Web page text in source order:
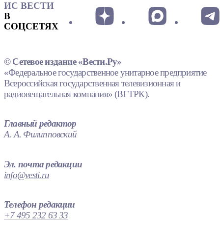
ИС ВЕСТИ
В
СОЦСЕТЯХ
© Сетевое издание «Вести.Ру»
«Федеральное государственное унитарное предприятие
Всероссийская государственная телевизионная и
радиовещательная компания» (ВГТРК).
Главный редактор
А. А. Филипповский
Эл. почта редакции
info@vesti.ru
Телефон редакции
+7 495 232 63 33